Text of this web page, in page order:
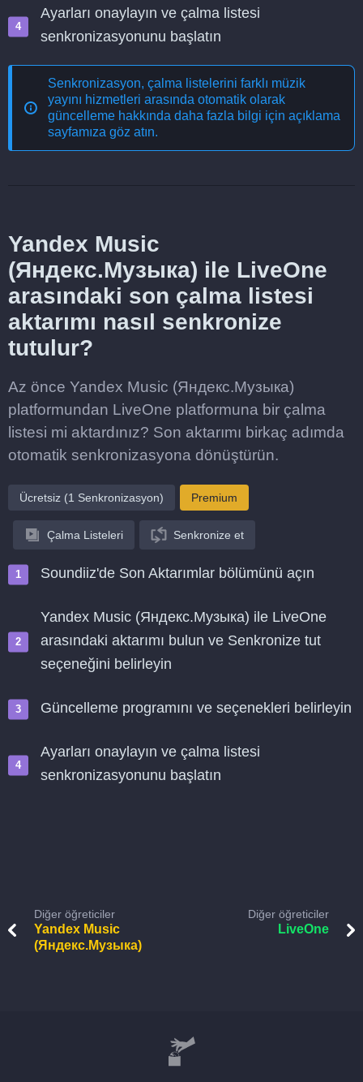
Ayarları onaylayın ve çalma listesi
senkronizasyonunu başlatın
Senkronizasyon, çalma listelerini farklı müzik
yayını hizmetleri arasında otomatik olarak
güncelleme hakkında daha fazla bilgi için açıklama
sayfamıza göz atın.
Yandex Music
(Яндекс.Музыка) ile LiveOne
arasındaki son çalma listesi
aktarımı nasıl senkronize
tutulur?
Az önce Yandex Music (Яндекс.Музыка)
platformundan LiveOne platformuna bir çalma
listesi mi aktardınız? Son aktarımı birkaç adımda
otomatik senkronizasyona dönüştürün.
Ücretsiz (1 Senkronizasyon) Premium
Çalma Listeleri Senkronize et
Soundiiz'de Son Aktarımlar bölümünü açın
Yandex Music (Яндекс.Музыка) ile LiveOne
arasındaki aktarımı bulun ve Senkronize tut
seçeneğini belirleyin
Güncelleme programını ve seçenekleri belirleyin
Ayarları onaylayın ve çalma listesi
senkronizasyonunu başlatın
Diğer öğreticiler
Yandex Music
(Яндекс.Музыка)
Diğer öğreticiler
LiveOne